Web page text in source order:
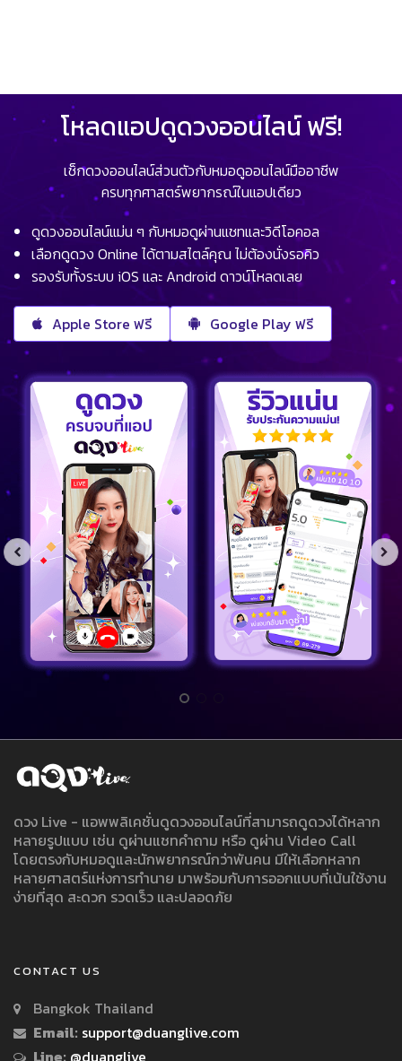
โหลดแอปดูดวงออนไลน์ ฟรี!
เช็กดวงออนไลน์ส่วนตัวกับหมอดูออนไลน์มืออาชีพ
ครบทุกศาสตร์พยากรณ์ในแอปเดียว
ดูดวงออนไลน์แม่น ๆ กับหมอดูผ่านแชทและวิดีโอคอล
เลือกดูดวง Online ได้ตามสไตล์คุณ ไม่ต้องนั่งรอคิว
รองรับทั้งระบบ iOS และ Android ดาวน์โหลดเลย
Apple Store ฟรี Google Play ฟรี
ดวง Live - แอพพลิเคชั่นดูดวงออนไลน์ที่สามารถดูดวงได้หลาก
หลายรูปแบบ เช่น ดูผ่านแชทคำถาม หรือ ดูผ่าน Video Call
โดยตรงกับหมอดูและนักพยากรณ์กว่าพันคน มีให้เลือกหลาก
หลายศาสตร์แห่งการทำนาย มาพร้อมกับการออกแบบที่เน้นใช้งาน
ง่ายที่สุด สะดวก รวดเร็ว และปลอดภัย
CONTACT US
Bangkok Thailand
Email: support@duanglive.com